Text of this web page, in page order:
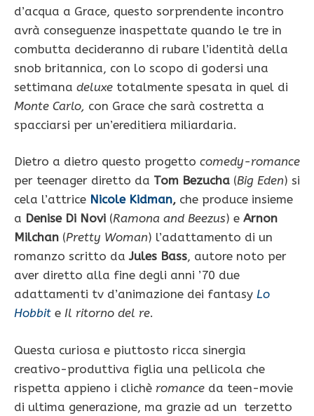
d’acqua a Grace, questo sorprendente incontro
avrà conseguenze inaspettate quando le tre in
combutta decideranno di rubare l’identità della
snob britannica, con lo scopo di godersi una
settimana deluxe totalmente spesata in quel di
Monte Carlo, con Grace che sarà costretta a
spacciarsi per un’ereditiera miliardaria.
Dietro a dietro questo progetto comedy-romance
per teenager diretto da Tom Bezucha (Big Eden) si
cela l’attrice Nicole Kidman, che produce insieme
a Denise Di Novi (Ramona and Beezus) e Arnon
Milchan (Pretty Woman) l’adattamento di un
romanzo scritto da Jules Bass, autore noto per
aver diretto alla fine degli anni ’70 due
adattamenti tv d’animazione dei fantasy Lo
Hobbit e Il ritorno del re.
Questa curiosa e piuttosto ricca sinergia
creativo-produttiva figlia una pellicola che
rispetta appieno i clichè romance da teen-movie
di ultima generazione, ma grazie ad un terzetto